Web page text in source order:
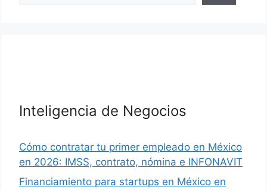
Inteligencia de Negocios
Cómo contratar tu primer empleado en México
en 2026: IMSS, contrato, nómina e INFONAVIT
Financiamiento para startups en México en